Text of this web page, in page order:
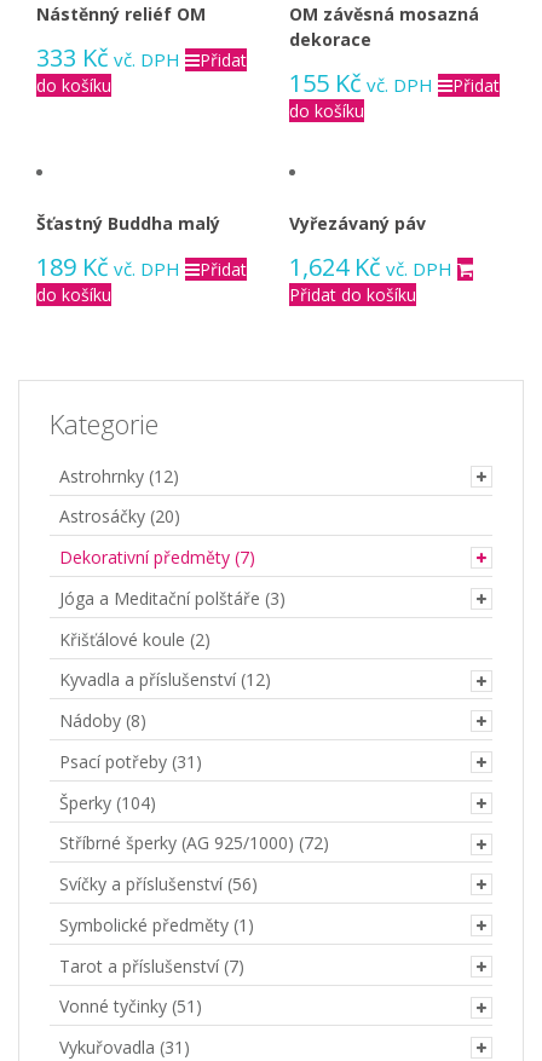
Nástěnný reliéf OM
333 Kč vč. DPH
Přidat
do košíku
OM závěsná mosazná
dekorace
155 Kč vč. DPH
Přidat
do košíku
Šťastný Buddha malý
189 Kč vč. DPH
Přidat
do košíku
Vyřezávaný páv
1,624 Kč vč. DPH
Přidat do košíku
Kategorie
Astrohrnky (12)
Astrosáčky (20)
Dekorativní předměty (7)
Jóga a Meditační polštáře (3)
Křišťálové koule (2)
Kyvadla a příslušenství (12)
Nádoby (8)
Psací potřeby (31)
Šperky (104)
Stříbrné šperky (AG 925/1000) (72)
Svíčky a příslušenství (56)
Symbolické předměty (1)
Tarot a příslušenství (7)
Vonné tyčinky (51)
Vykuřovadla (31)